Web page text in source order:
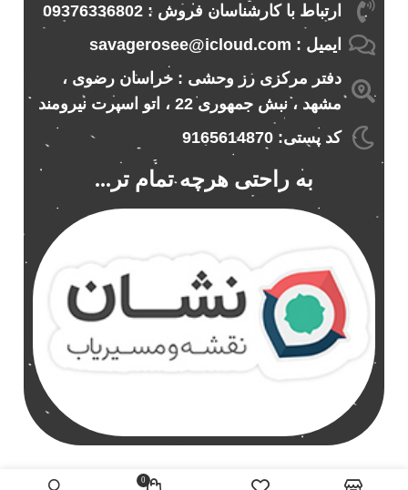
ارتباط با کارشناسان فروش : 09376336802
ایمیل : savagerosee@icloud.com
دفتر مرکزی رز وحشی : خراسان رضوی ،
مشهد ، نبش جمهوری 22 ، اتو اسپرت نیرومند
کد پستی: 9165614870
به راحتی هرچه تمام تر...
0